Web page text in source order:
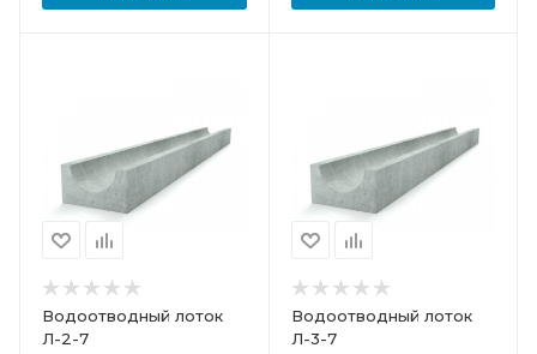
Водоотводный лоток
Л-2-7
Водоотводный лоток
Л-3-7